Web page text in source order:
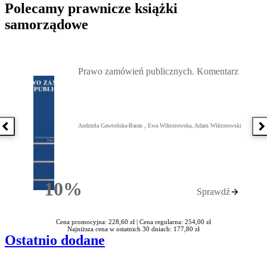
Polecamy prawnicze książki
samorządowe
Poprzednia książka
10%Rabatu
Prawo zamówień publicznych. Komentarz
Andrzela Gawrońska-Baran , Ewa Wiktorowska, Adam Wiktorowski
Sprawdź
Cena promocyjna: 228,60 zł | Cena regularna: 254,00 zł
Najniższa cena w ostatnich 30 dniach: 177,80 zł
Ostatnio dodane